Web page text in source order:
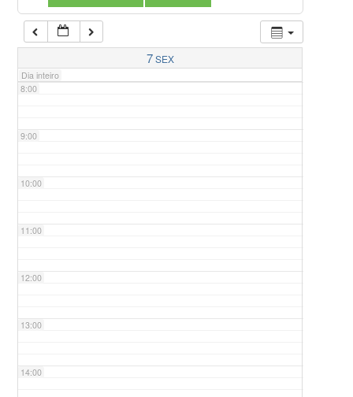
7SEX
Dia inteiro
7:00
8:00
9:00
10:00
11:00
12:00
13:00
14:00